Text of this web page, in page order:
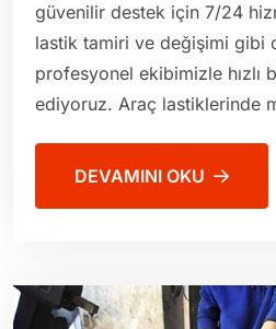
güvenilir destek için 7/24
lastik tamiri ve değişimi gibi
profesyonel ekibimizle hızlı
ediyoruz. Araç lastiklerinde
DEVAMINI OKU